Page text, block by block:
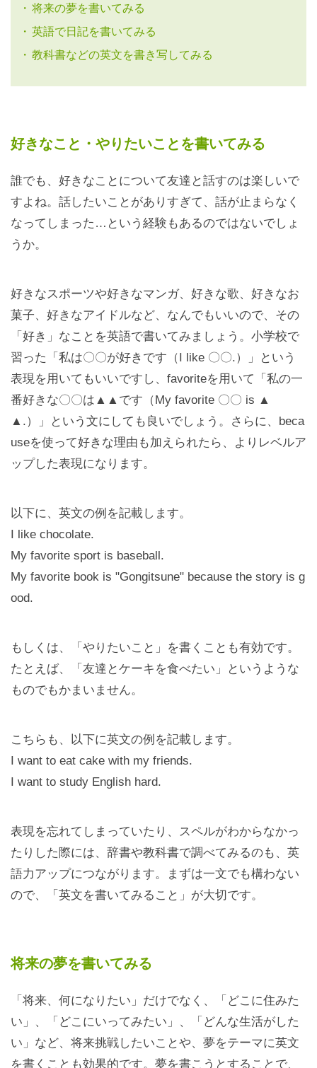
将来の夢を書いてみる
英語で日記を書いてみる
教科書などの英文を書き写してみる
好きなこと・やりたいことを書いてみる
誰でも、好きなことについて友達と話すのは楽しいで
すよね。話したいことがありすぎて、話が止まらなく
なってしまった…という経験もあるのではないでしょ
うか。
好きなスポーツや好きなマンガ、好きな歌、好きなお
菓子、好きなアイドルなど、なんでもいいので、その
「好き」なことを英語で書いてみましょう。小学校で
習った「私は〇〇が好きです（I like 〇〇.）」という
表現を用いてもいいですし、favoriteを用いて「私の一
番好きな〇〇は▲▲です（My favorite 〇〇 is ▲
▲.）」という文にしても良いでしょう。さらに、beca
useを使って好きな理由も加えられたら、よりレベルア
ップした表現になります。
以下に、英文の例を記載します。
I like chocolate.
My favorite sport is baseball.
My favorite book is "Gongitsune" because the story is g
ood.
もしくは、「やりたいこと」を書くことも有効です。
たとえば、「友達とケーキを食べたい」というような
ものでもかまいません。
こちらも、以下に英文の例を記載します。
I want to eat cake with my friends.
I want to study English hard.
表現を忘れてしまっていたり、スペルがわからなかっ
たりした際には、辞書や教科書で調べてみるのも、英
語力アップにつながります。まずは一文でも構わない
ので、「英文を書いてみること」が大切です。
将来の夢を書いてみる
「将来、何になりたい」だけでなく、「どこに住みた
い」、「どこにいってみたい」、「どんな生活がした
い」など、将来挑戦したいことや、夢をテーマに英文
を書くことも効果的です。夢を書こうとすることで、